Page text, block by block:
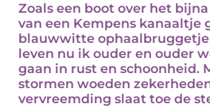
Zoals een boot over het
van een Kempens kanaaltje
blauwwitte ophaalbruggetje
leven nu ik ouder en ouder
gaan in rust en schoonheid.
stormen woeden
vervreemding slaat toe de